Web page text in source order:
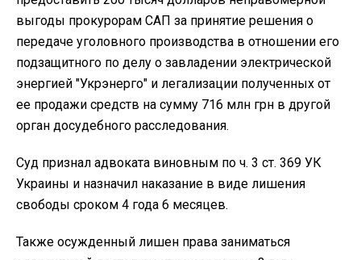
выгоды прокурорам САП за принятие решения о
передаче уголовного производства в отношении его
подзащитного по делу о завладении электрической
энергией "Укрэнерго" и легализации полученных от
ее продажи средств на сумму 716 млн грн в другой
орган досудебного расследования.
Суд признал адвоката виновным по ч. 3 ст. 369 УК
Украины и назначил наказание в виде лишения
свободы сроком 4 года 6 месяцев.
Также осужденный лишен права заниматься